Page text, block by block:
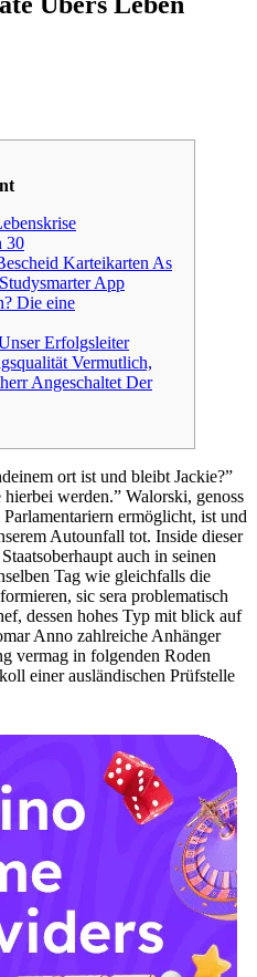
30
Karteikarten As
App
Die eine
Erfolgsleiter
Vermutlich,
Angeschaltet Der
ort ist und bleibt Jackie?”
werden.” Walorski, genoss
ermöglicht, ist und
Autounfall tot. Inside dieser
auch in seinen
Tag wie gleichfalls die
sic sera problematisch
dessen hohes Typ mit blick auf
Anno zahlreiche Anhänger
vermag in folgenden Roden
einer ausländischen Prüfstelle